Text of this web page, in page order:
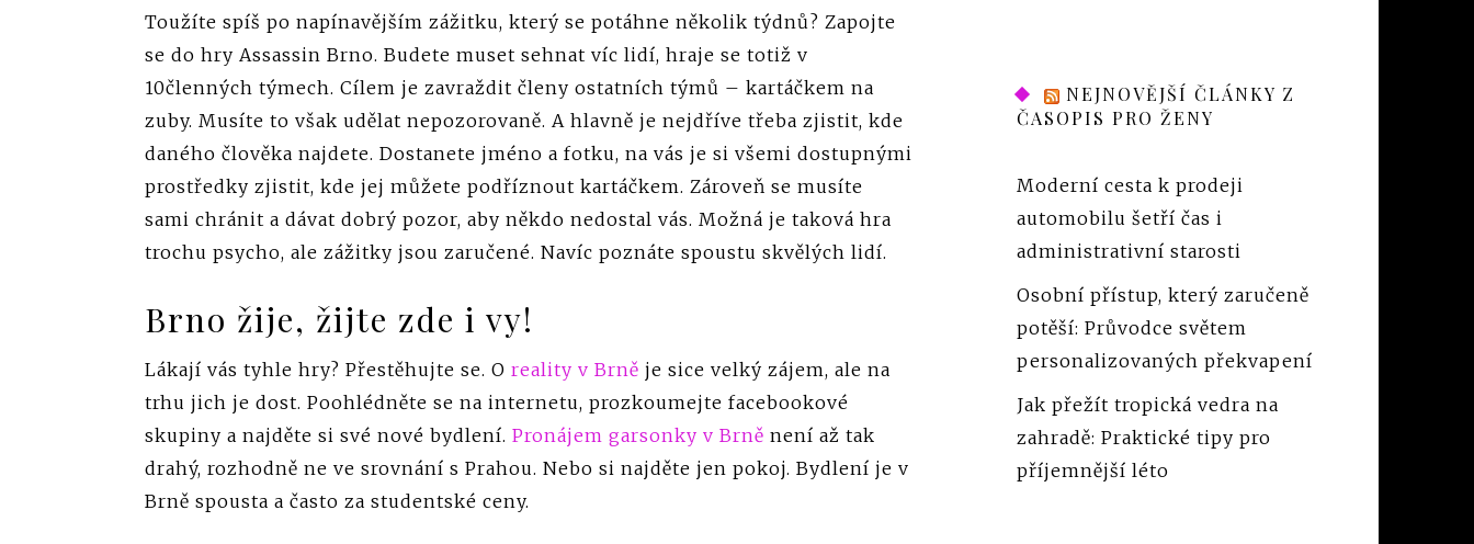
Toužíte spíš po napínavějším zážitku, který se potáhne několik týdnů? Zapojte
se do hry Assassin Brno. Budete muset sehnat víc lidí, hraje se totiž v
10členných týmech. Cílem je zavraždit členy ostatních týmů – kartáčkem na
zuby. Musíte to však udělat nepozorovaně. A hlavně je nejdříve třeba zjistit, kde
daného člověka najdete. Dostanete jméno a fotku, na vás je si všemi dostupnými
prostředky zjistit, kde jej můžete podříznout kartáčkem. Zároveň se musíte
sami chránit a dávat dobrý pozor, aby někdo nedostal vás. Možná je taková hra
trochu psycho, ale zážitky jsou zaručené. Navíc poznáte spoustu skvělých lidí.
Brno žije, žijte zde i vy!
Lákají vás tyhle hry? Přestěhujte se. O reality v Brně je sice velký zájem, ale na
trhu jich je dost. Poohlédněte se na internetu, prozkoumejte facebookové
skupiny a najděte si své nové bydlení. Pronájem garsonky v Brně není až tak
drahý, rozhodně ne ve srovnání s Prahou. Nebo si najděte jen pokoj. Bydlení je v
Brně spousta a často za studentské ceny.
NEJNOVĚJŠÍ ČLÁNKY Z
ČASOPIS PRO ŽENY
Moderní cesta k prodeji
automobilu šetří čas i
administrativní starosti
Osobní přístup, který zaručeně
potěší: Průvodce světem
personalizovaných překvapení
Jak přežít tropická vedra na
zahradě: Praktické tipy pro
příjemnější léto